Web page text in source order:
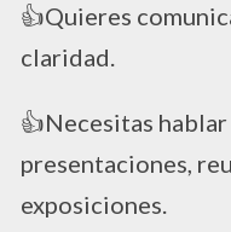
👍Quieres
claridad.
👍Necesitas
presentaciones,
exposiciones.